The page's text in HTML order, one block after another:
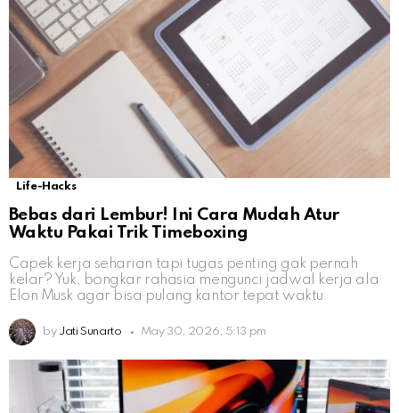
Life-Hacks
Bebas dari Lembur! Ini Cara Mudah Atur
Waktu Pakai Trik Timeboxing
Capek kerja seharian tapi tugas penting gak pernah
kelar? Yuk, bongkar rahasia mengunci jadwal kerja ala
Elon Musk agar bisa pulang kantor tepat waktu.
by Jati Sunarto May 30, 2026, 5:13 pm